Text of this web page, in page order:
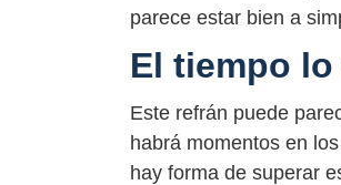
parece estar bien a
El tiempo
Este refrán puede
habrá momentos en
hay forma de superar